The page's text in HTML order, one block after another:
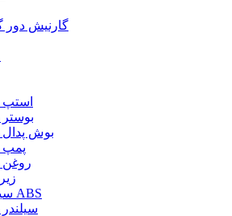
گارنیش دور
استپ
بوستر
بوش پدال
پمپ
روغن
سیستم ABS
سیلندر